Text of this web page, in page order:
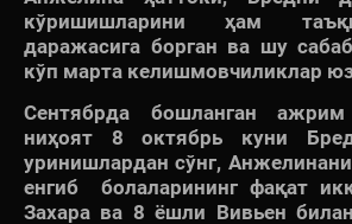
кўришишларини ҳам
даражасига борган ва шу
кўп марта келишмовчиликлар
Сентябрда бошланган
ниҳоят 8 октябрь куни
уринишлардан сўнг,
енгиб болаларининг фақат
Захара ва 8 ёшли Вивьен